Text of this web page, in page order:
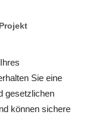
Sie eine
gesetzlichen
können sichere